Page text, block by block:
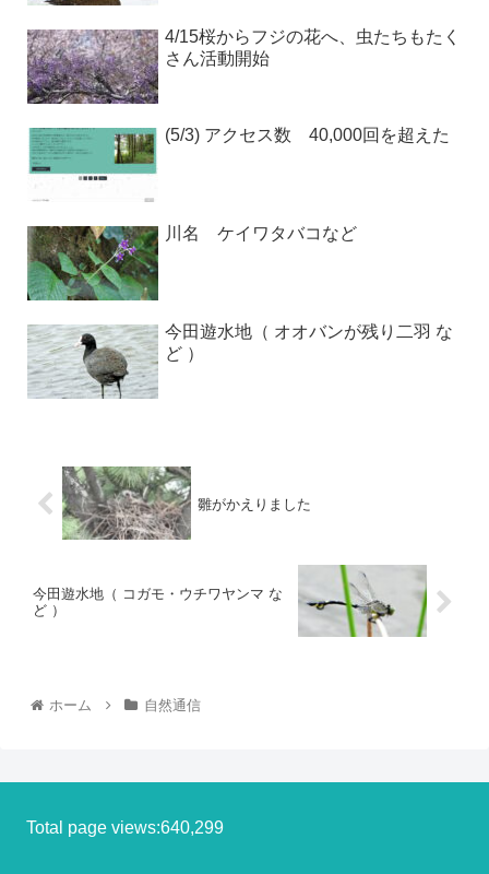
4/15桜からフジの花へ、虫たちもたく
さん活動開始
(5/3) アクセス数 40,000回を超えた
川名 ケイワタバコなど
今田遊水地（ オオバンが残り二羽 な
ど ）
雛がかえりました
今田遊水地（ コガモ・ウチワヤンマ な
ど ）
ホーム 自然通信
Total page views:640,299